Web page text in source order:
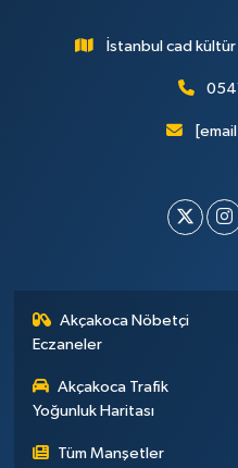
İstanbul cad
Akçakoca Nöbetçi
Eczaneler
Akçakoca Trafik
Yoğunluk Haritası
Tüm Manşetler